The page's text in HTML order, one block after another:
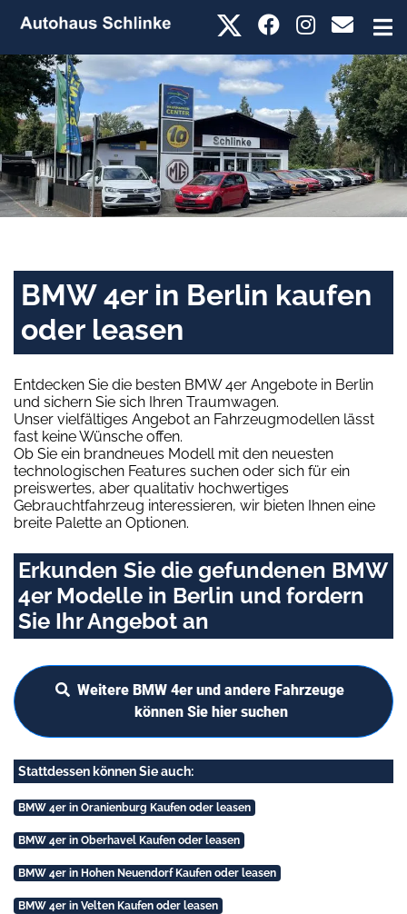
BMW 4er in Berlin kaufen
oder leasen
Entdecken Sie die besten BMW 4er Angebote in Berlin
und sichern Sie sich Ihren Traumwagen.
Unser vielfältiges Angebot an Fahrzeugmodellen lässt
fast keine Wünsche offen.
Ob Sie ein brandneues Modell mit den neuesten
technologischen Features suchen oder sich für ein
preiswertes, aber qualitativ hochwertiges
Gebrauchtfahrzeug interessieren, wir bieten Ihnen eine
breite Palette an Optionen.
Erkunden Sie die gefundenen BMW
4er Modelle in Berlin und fordern
Sie Ihr Angebot an
Weitere BMW 4er und andere Fahrzeuge
können Sie hier suchen
Stattdessen können Sie auch:
BMW 4er in Oranienburg Kaufen oder leasen
BMW 4er in Oberhavel Kaufen oder leasen
BMW 4er in Hohen Neuendorf Kaufen oder leasen
BMW 4er in Velten Kaufen oder leasen